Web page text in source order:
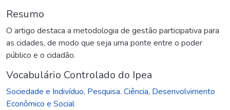
Resumo
O artigo destaca a metodologia de gestão participativa para
as cidades, de modo que seja uma ponte entre o poder
público e o cidadão.
Vocabulário Controlado do Ipea
Sociedade e Indivíduo, Pesquisa. Ciência, Desenvolvimento
Econômico e Social